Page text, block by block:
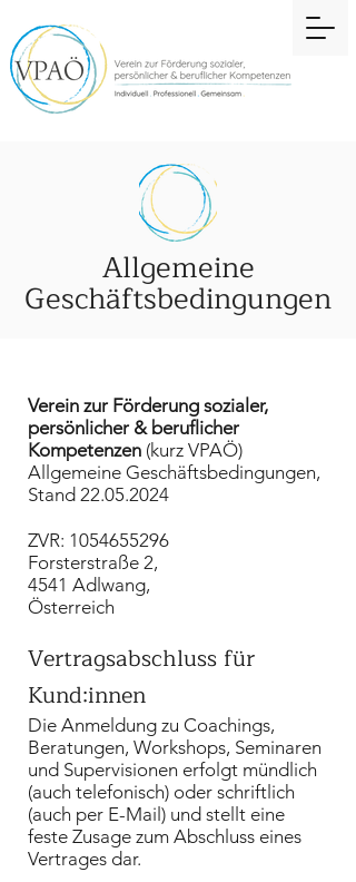
Allgemeine
Geschäftsbedingungen
Verein zur Förderung sozialer,
persönlicher & beruflicher
Kompetenzen (kurz VPAÖ)
Allgemeine Geschäftsbedingungen,
Stand 22.05.2024
ZVR: 1054655296
Forsterstraße 2,
4541 Adlwang,
Österreich
Vertragsabschluss für
Kund:innen
Die Anmeldung zu Coachings,
Beratungen, Workshops, Seminaren
und Supervisionen erfolgt mündlich
(auch telefonisch) oder schriftlich
(auch per E-Mail) und stellt eine
feste Zusage zum Abschluss eines
Vertrages dar.